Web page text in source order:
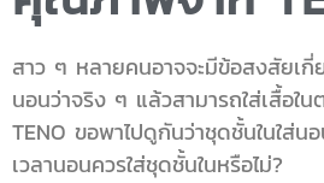
สาว ๆ หลายคนอาจจะมีข้อสงสัยเกี่
นอนว่าจริง ๆ แล้วสามารถใส่เสื้อใ
TENO ขอพาไปดูกันว่าชุดชั้นในใส่น
เวลานอนควรใส่ชุดชั้นในหรือไม่?